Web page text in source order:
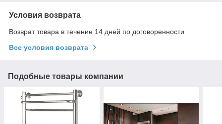
Условия возврата
Возврат товара в течение 14 дней по договоренности
Все условия возврата
Подобные товары компании